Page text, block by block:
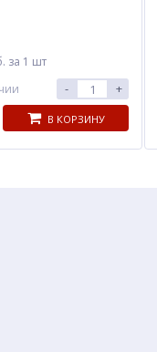
за 1 шт
- +
В КОРЗИНУ